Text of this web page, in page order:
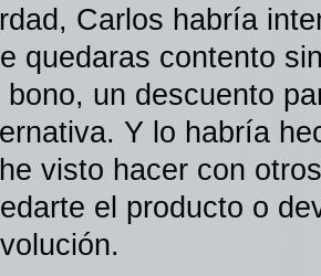
Carlos habría
quedaras contento
bono, un descuento
Y lo habría
he visto hacer con
el producto o